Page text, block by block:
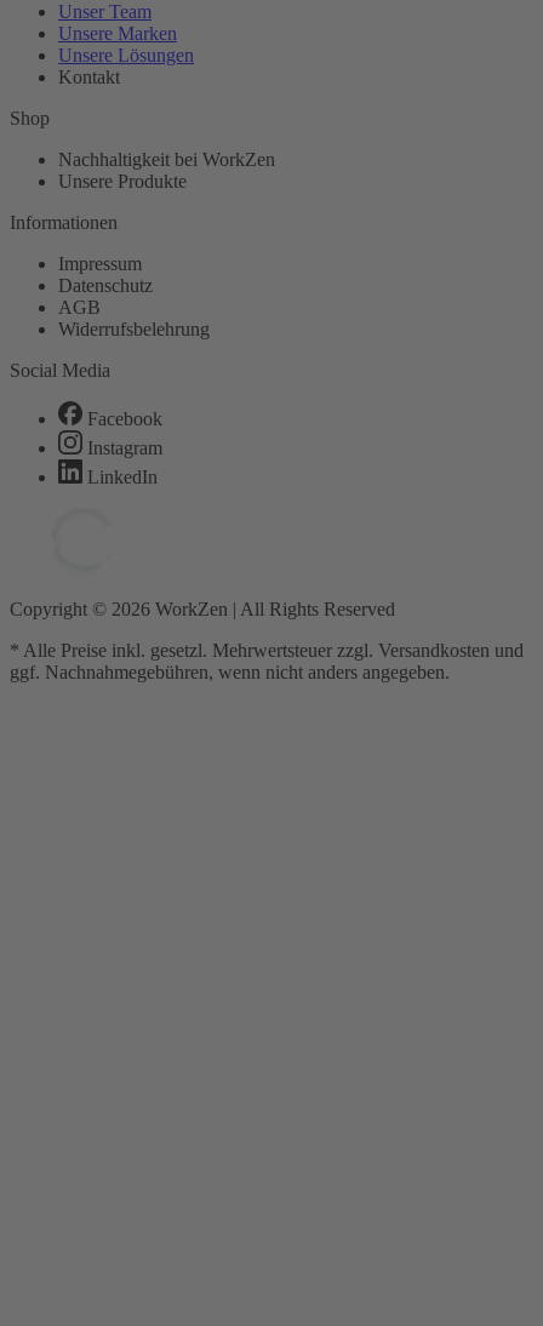
Unser Team
Unsere Marken
Unsere Lösungen
Kontakt
Shop
Nachhaltigkeit bei WorkZen
Unsere Produkte
Informationen
Impressum
Datenschutz
AGB
Widerrufsbelehrung
Social Media
Facebook
Instagram
LinkedIn
Copyright © 2026 WorkZen | All Rights Reserved
* Alle Preise inkl. gesetzl. Mehrwertsteuer zzgl. Versandkosten und
ggf. Nachnahmegebühren, wenn nicht anders angegeben.